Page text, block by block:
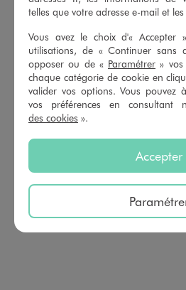
5étoiles
19
3étoiles
0
2étoiles
0
1étoile 0
Trier les avis
telles que votre adresse e-mail et
Vous avez le choix d'« Accepter
utilisations, de « Continuer sans
opposer ou de « Paramétrer » vos
chaque catégorie de cookie en
valider vos options. Vous pouvez
vos préférences en consultant
des cookies ».
Accepter